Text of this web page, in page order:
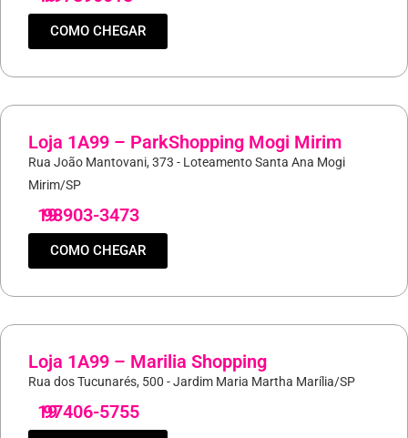
COMO CHEGAR
Loja 1A99 – ParkShopping Mogi Mirim
Rua João Mantovani, 373 - Loteamento Santa Ana Mogi
Mirim/SP
19
98903-3473
COMO CHEGAR
Loja 1A99 – Marilia Shopping
Rua dos Tucunarés, 500 - Jardim Maria Martha Marília/SP
19
97406-5755